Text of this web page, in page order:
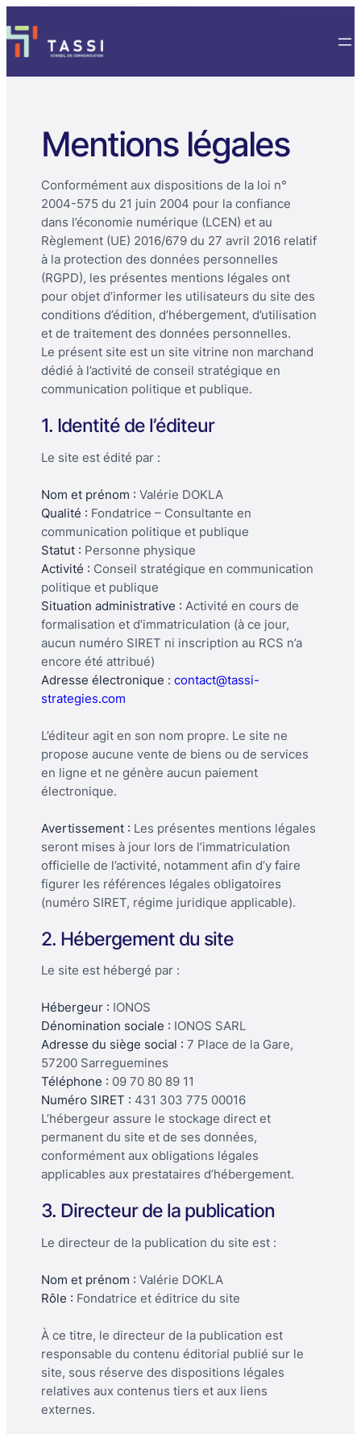
Mentions légales
Conformément aux dispositions de la loi n°
2004-575 du 21 juin 2004 pour la confiance
dans l’économie numérique (LCEN) et au
Règlement (UE) 2016/679 du 27 avril 2016 relatif
à la protection des données personnelles
(RGPD), les présentes mentions légales ont
pour objet d’informer les utilisateurs du site des
conditions d’édition, d’hébergement, d’utilisation
et de traitement des données personnelles.
Le présent site est un site vitrine non marchand
dédié à l’activité de conseil stratégique en
communication politique et publique.
1. Identité de l’éditeur
Le site est édité par :
Nom et prénom : Valérie DOKLA
Qualité : Fondatrice – Consultante en
communication politique et publique
Statut : Personne physique
Activité : Conseil stratégique en communication
politique et publique
Situation administrative : Activité en cours de
formalisation et d’immatriculation (à ce jour,
aucun numéro SIRET ni inscription au RCS n’a
encore été attribué)
Adresse électronique : contact@tassi-
strategies.com
L’éditeur agit en son nom propre. Le site ne
propose aucune vente de biens ou de services
en ligne et ne génère aucun paiement
électronique.
Avertissement : Les présentes mentions légales
seront mises à jour lors de l’immatriculation
officielle de l’activité, notamment afin d’y faire
figurer les références légales obligatoires
(numéro SIRET, régime juridique applicable).
2. Hébergement du site
Le site est hébergé par :
Hébergeur : IONOS
Dénomination sociale : IONOS SARL
Adresse du siège social : 7 Place de la Gare,
57200 Sarreguemines
Téléphone : 09 70 80 89 11
Numéro SIRET : 431 303 775 00016
L’hébergeur assure le stockage direct et
permanent du site et de ses données,
conformément aux obligations légales
applicables aux prestataires d’hébergement.
3. Directeur de la publication
Le directeur de la publication du site est :
Nom et prénom : Valérie DOKLA
Rôle : Fondatrice et éditrice du site
À ce titre, le directeur de la publication est
responsable du contenu éditorial publié sur le
site, sous réserve des dispositions légales
relatives aux contenus tiers et aux liens
externes.